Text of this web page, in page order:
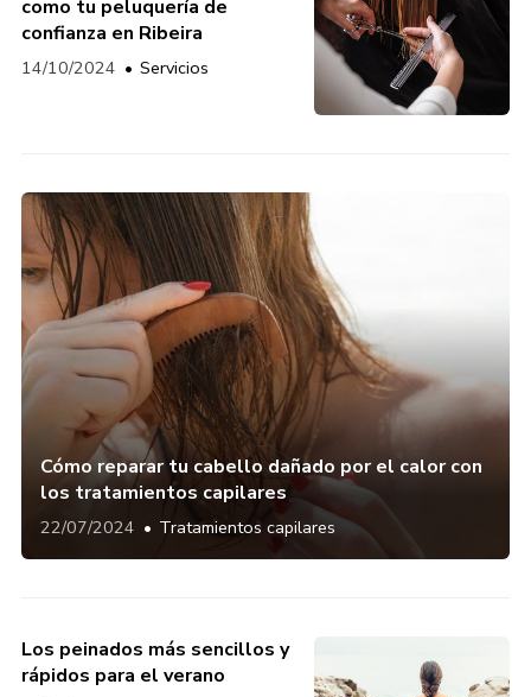
como tu peluquería de
confianza en Ribeira
14/10/2024 Servicios
Cómo reparar tu cabello dañado por el calor con
los tratamientos capilares
22/07/2024 Tratamientos capilares
Los peinados más sencillos y
rápidos para el verano